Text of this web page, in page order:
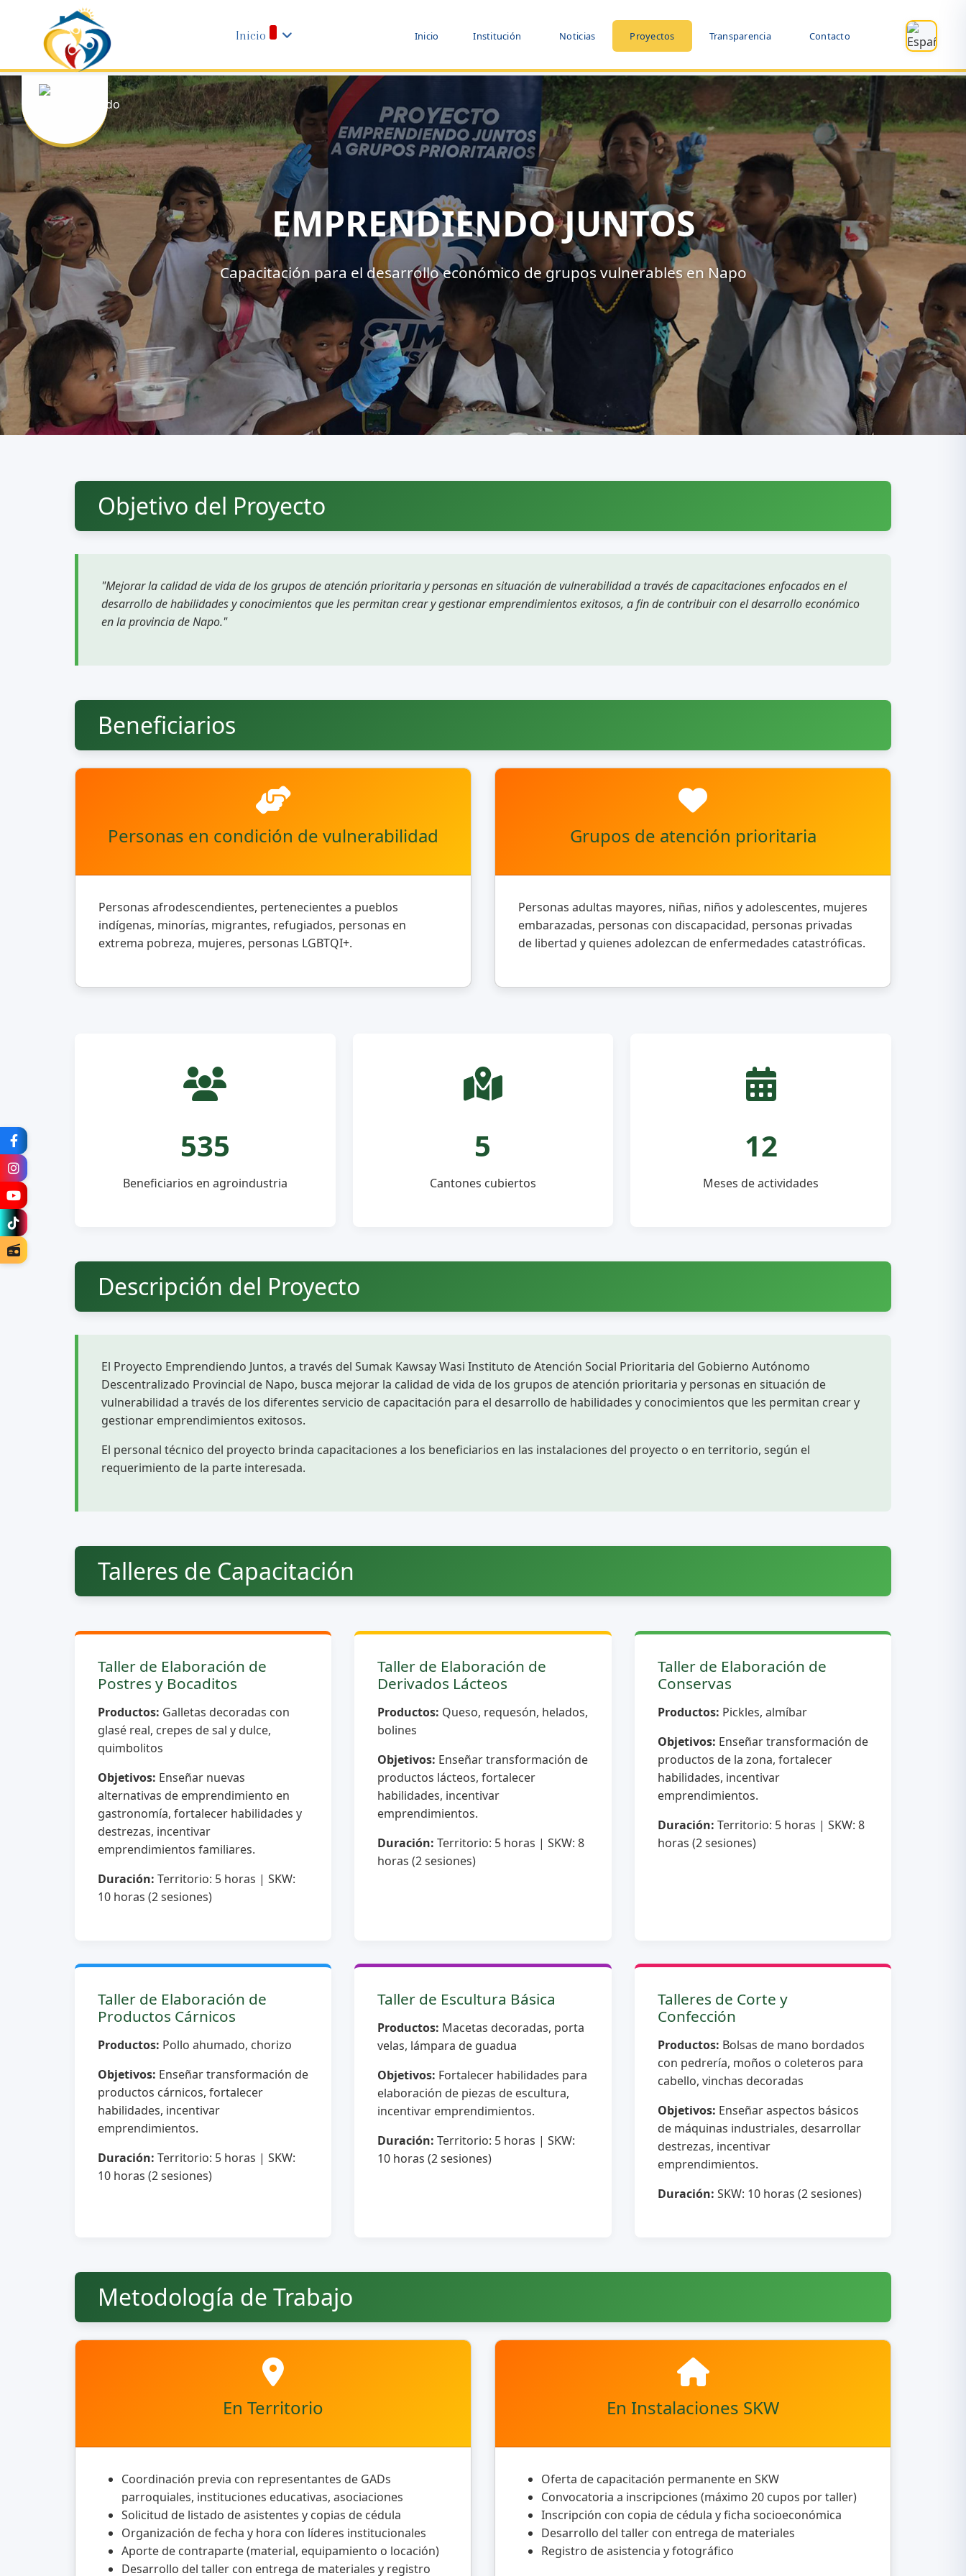
Inicio Inicio Institución Noticias Proyectos Transparencia Contacto
EMPRENDIENDO JUNTOS
Capacitación para el desarrollo económico de grupos vulnerables en Napo
Objetivo del Proyecto
"Mejorar la calidad de vida de los grupos de atención prioritaria y personas en situación de vulnerabilidad a través de capacitaciones enfocados en el
desarrollo de habilidades y conocimientos que les permitan crear y gestionar emprendimientos exitosos, a fin de contribuir con el desarrollo económico
en la provincia de Napo."
Beneficiarios
Personas en condición de vulnerabilidad
Personas afrodescendientes, pertenecientes a pueblos
indígenas, minorías, migrantes, refugiados, personas en
extrema pobreza, mujeres, personas LGBTQI+.
Grupos de atención prioritaria
Personas adultas mayores, niñas, niños y adolescentes, mujeres
embarazadas, personas con discapacidad, personas privadas
de libertad y quienes adolezcan de enfermedades catastróficas.
535
Beneficiarios en agroindustria
5
Cantones cubiertos
12
Meses de actividades
Descripción del Proyecto
El Proyecto Emprendiendo Juntos, a través del Sumak Kawsay Wasi Instituto de Atención Social Prioritaria del Gobierno Autónomo
Descentralizado Provincial de Napo, busca mejorar la calidad de vida de los grupos de atención prioritaria y personas en situación de
vulnerabilidad a través de los diferentes servicio de capacitación para el desarrollo de habilidades y conocimientos que les permitan crear y
gestionar emprendimientos exitosos.
El personal técnico del proyecto brinda capacitaciones a los beneficiarios en las instalaciones del proyecto o en territorio, según el
requerimiento de la parte interesada.
Talleres de Capacitación
Taller de Elaboración de
Postres y Bocaditos
Productos: Galletas decoradas con
glasé real, crepes de sal y dulce,
quimbolitos
Objetivos: Enseñar nuevas
alternativas de emprendimiento en
gastronomía, fortalecer habilidades y
destrezas, incentivar
emprendimientos familiares.
Duración: Territorio: 5 horas | SKW:
10 horas (2 sesiones)
Taller de Elaboración de
Derivados Lácteos
Productos: Queso, requesón, helados,
bolines
Objetivos: Enseñar transformación de
productos lácteos, fortalecer
habilidades, incentivar
emprendimientos.
Duración: Territorio: 5 horas | SKW: 8
horas (2 sesiones)
Taller de Elaboración de
Conservas
Productos: Pickles, almíbar
Objetivos: Enseñar transformación de
productos de la zona, fortalecer
habilidades, incentivar
emprendimientos.
Duración: Territorio: 5 horas | SKW: 8
horas (2 sesiones)
Taller de Elaboración de
Productos Cárnicos
Productos: Pollo ahumado, chorizo
Objetivos: Enseñar transformación de
productos cárnicos, fortalecer
habilidades, incentivar
emprendimientos.
Duración: Territorio: 5 horas | SKW:
10 horas (2 sesiones)
Taller de Escultura Básica
Productos: Macetas decoradas, porta
velas, lámpara de guadua
Objetivos: Fortalecer habilidades para
elaboración de piezas de escultura,
incentivar emprendimientos.
Duración: Territorio: 5 horas | SKW:
10 horas (2 sesiones)
Talleres de Corte y
Confección
Productos: Bolsas de mano bordados
con pedrería, moños o coleteros para
cabello, vinchas decoradas
Objetivos: Enseñar aspectos básicos
de máquinas industriales, desarrollar
destrezas, incentivar
emprendimientos.
Duración: SKW: 10 horas (2 sesiones)
Metodología de Trabajo
En Territorio
Coordinación previa con representantes de GADs
parroquiales, instituciones educativas, asociaciones
Solicitud de listado de asistentes y copias de cédula
Organización de fecha y hora con líderes institucionales
Aporte de contraparte (material, equipamiento o locación)
Desarrollo del taller con entrega de materiales y registro
En Instalaciones SKW
Oferta de capacitación permanente en SKW
Convocatoria a inscripciones (máximo 20 cupos por taller)
Inscripción con copia de cédula y ficha socioeconómica
Desarrollo del taller con entrega de materiales
Registro de asistencia y fotográfico